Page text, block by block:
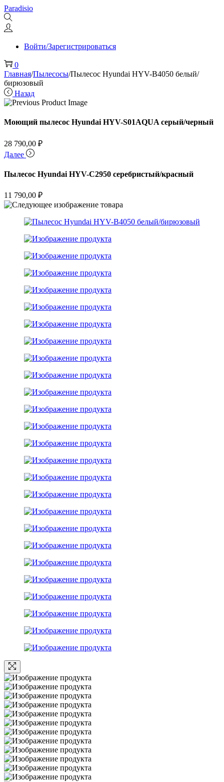
Перейти
к
навигации
Перейти
к
содержимому
Paradisio
Войти/Зарегистрироваться
0
Главная/Пылесосы/Пылесос Hyundai HYV-B4050 белый/
бирюзовый
Назад
Моющий пылесос Hyundai HYV-S01AQUA серый/черный
28 790,00 ₽
Далее
Пылесос Hyundai HYV-C2950 серебристый/красный
11 790,00 ₽